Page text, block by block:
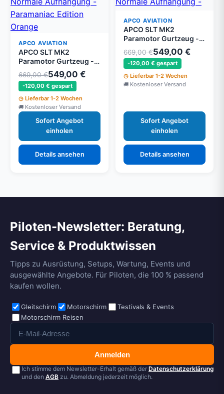
APCO AVIATION
APCO SLT MK2
Paramotor Gurtzeug -
Normale Aufhängung -
Paramaniac Edition
Orange
669,00 €549,00 €
-120,00 € gespart
Lieferbar 1-2 Wochen
Kostenloser Versand
Sofort Angebot
einholen
Details ansehen
APCO AVIATION
APCO SLT MK2
Paramotor Gurtzeug -
Normale Aufhängung -
Paramaniac Edition
Grün
669,00 €549,00 €
-120,00 € gespart
Lieferbar 1-2 Wochen
Kostenloser Versand
Sofort Angebot
einholen
Details ansehen
Piloten-Newsletter: Beratung,
Service & Produktwissen
Tipps zu Ausrüstung, Setups, Wartung, Events und
ausgewählte Angebote. Für Piloten, die 100 % passend
kaufen wollen.
Gleitschirm Motorschirm
Testivals & Events
Motorschirm Reisen
Anmelden
Ich stimme dem Newsletter-Erhalt gemäß der Datenschutzerklärung
und den AGB zu. Abmeldung jederzeit möglich.